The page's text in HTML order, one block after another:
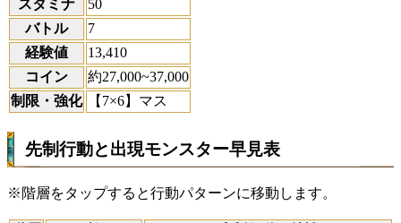
スタミナ
50
バトル
7
経験値
13,410
コイン
約27,000~37,000
制限・強化
【7×6】マス
先制行動と出現モンスター早見表
※階層をタップすると行動パターンに移動します。